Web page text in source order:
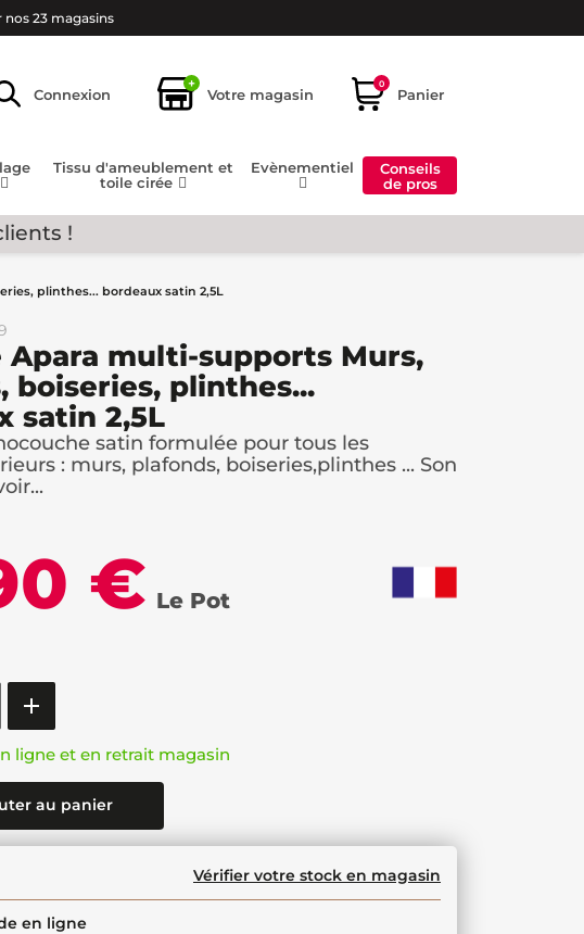
nos 23 magasins
Connexion
+
Votre magasin
0
Panier
Tissu d'ameublement et
toile cirée
Evènementiel
Conseils
de pros
!
plinthes... bordeaux satin 2,5L
Apara multi-supports Murs,
boiseries, plinthes...
satin 2,5L
satin formulée pour tous les
: murs, plafonds, boiseries,plinthes ... Son
€ Le Pot
ligne et en retrait magasin
au panier
Vérifier votre stock en magasin
en ligne